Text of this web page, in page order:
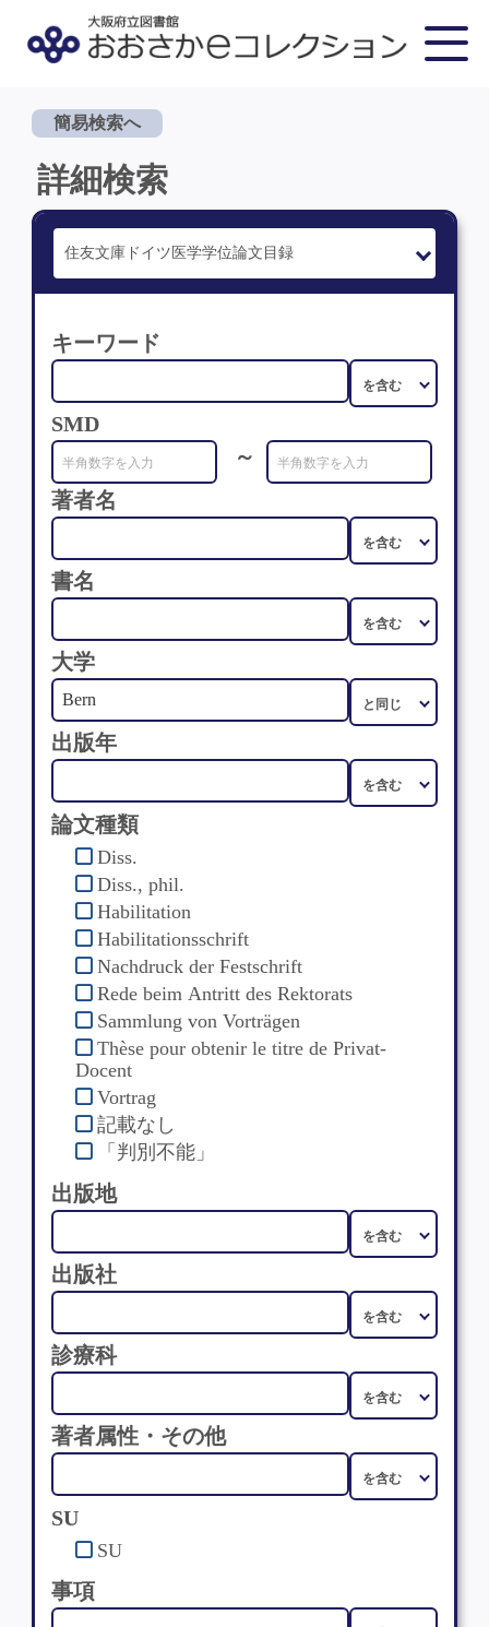
簡易検索へ
詳細検索
キーワード
SMD
～
著者名
書名
大学
出版年
論文種類
Diss.
Diss., phil.
Habilitation
Habilitationsschrift
Nachdruck der Festschrift
Rede beim Antritt des Rektorats
Sammlung von Vorträgen
Thèse pour obtenir le titre de Privat-
Docent
Vortrag
記載なし
「判別不能」
出版地
出版社
診療科
著者属性・その他
SU
SU
事項